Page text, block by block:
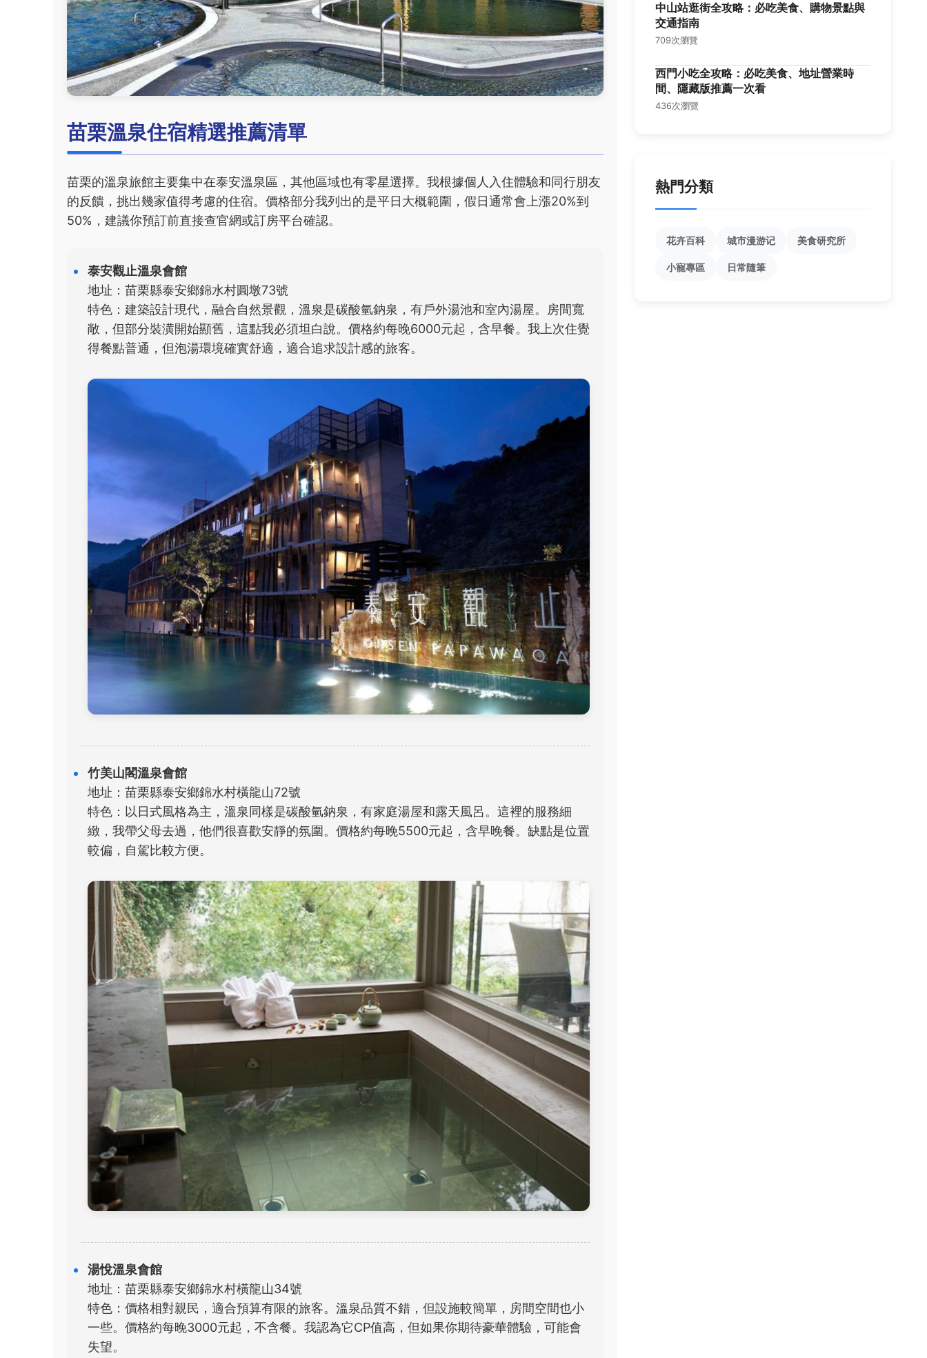
苗栗溫泉住宿精選推薦清單
苗栗的溫泉旅館主要集中在泰安溫泉區，其他區域也有零星選擇。我根據個人入住體驗和同行朋友
的反饋，挑出幾家值得考慮的住宿。價格部分我列出的是平日大概範圍，假日通常會上漲20%到
50%，建議你預訂前直接查官網或訂房平台確認。
泰安觀止溫泉會館
地址：苗栗縣泰安鄉錦水村圓墩73號
特色：建築設計現代，融合自然景觀，溫泉是碳酸氫鈉泉，有戶外湯池和室內湯屋。房間寬
敞，但部分裝潢開始顯舊，這點我必須坦白說。價格約每晚6000元起，含早餐。我上次住覺
得餐點普通，但泡湯環境確實舒適，適合追求設計感的旅客。
竹美山閣溫泉會館
地址：苗栗縣泰安鄉錦水村橫龍山72號
特色：以日式風格為主，溫泉同樣是碳酸氫鈉泉，有家庭湯屋和露天風呂。這裡的服務細
緻，我帶父母去過，他們很喜歡安靜的氛圍。價格約每晚5500元起，含早晚餐。缺點是位置
較偏，自駕比較方便。
湯悅溫泉會館
地址：苗栗縣泰安鄉錦水村橫龍山34號
特色：價格相對親民，適合預算有限的旅客。溫泉品質不錯，但設施較簡單，房間空間也小
一些。價格約每晚3000元起，不含餐。我認為它CP值高，但如果你期待豪華體驗，可能會
失望。
中山站逛街全攻略：必吃美食、購物景點與
交通指南
709次瀏覽
西門小吃全攻略：必吃美食、地址營業時
間、隱藏版推薦一次看
436次瀏覽
熱門分類
花卉百科 城市漫游记 美食研究所
小寵專區 日常隨筆